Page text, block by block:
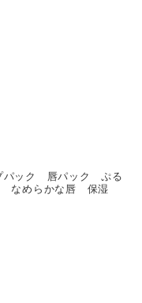
パック 唇パック ぷる
なめらかな唇 保湿